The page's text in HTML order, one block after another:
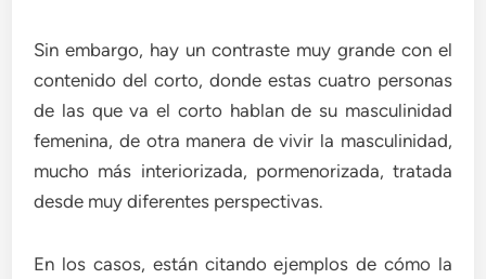
Sin embargo, hay un contraste muy grande con el
contenido del corto, donde estas cuatro personas
de las que va el corto hablan de su masculinidad
femenina, de otra manera de vivir la masculinidad,
mucho más interiorizada, pormenorizada, tratada
desde muy diferentes perspectivas.
En los casos, están citando ejemplos de cómo la